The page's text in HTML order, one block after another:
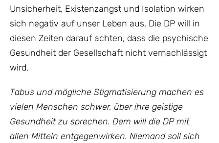
Unsicherheit, Existenzangst und Isolation wirken
sich negativ auf unser Leben aus. Die DP will in
diesen Zeiten darauf achten, dass die psychische
Gesundheit der Gesellschaft nicht vernachlässigt
wird.
Tabus und mögliche Stigmatisierung machen es
vielen Menschen schwer, über ihre geistige
Gesundheit zu sprechen. Dem will die DP mit
allen Mitteln entgegenwirken. Niemand soll sich